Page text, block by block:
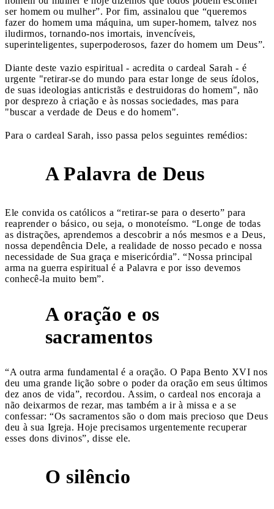
ser homem ou mulher”. Por fim, assinalou que “queremos
fazer do homem uma máquina, um super-homem, talvez nos
iludirmos, tornando-nos imortais, invencíveis,
superinteligentes, superpoderosos, fazer do homem um Deus”.
Diante deste vazio espiritual - acredita o cardeal Sarah - é
urgente "retirar-se do mundo para estar longe de seus ídolos,
de suas ideologias anticristãs e destruidoras do homem", não
por desprezo à criação e às nossas sociedades, mas para
"buscar a verdade de Deus e do homem".
Para o cardeal Sarah, isso passa pelos seguintes remédios:
A Palavra de Deus
Ele convida os católicos a “retirar-se para o deserto” para
reaprender o básico, ou seja, o monoteísmo. “Longe de todas
as distrações, aprendemos a descobrir a nós mesmos e a Deus,
nossa dependência Dele, a realidade de nosso pecado e nossa
necessidade de Sua graça e misericórdia”. “Nossa principal
arma na guerra espiritual é a Palavra e por isso devemos
conhecê-la muito bem”.
A oração e os
sacramentos
“A outra arma fundamental é a oração. O Papa Bento XVI nos
deu uma grande lição sobre o poder da oração em seus últimos
dez anos de vida”, recordou. Assim, o cardeal nos encoraja a
não deixarmos de rezar, mas também a ir à missa e a se
confessar: “Os sacramentos são o dom mais precioso que Deus
deu à sua Igreja. Hoje precisamos urgentemente recuperar
esses dons divinos”, disse ele.
O silêncio